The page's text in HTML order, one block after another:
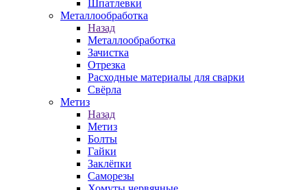
Шпатлевки
Металлообработка
Назад
Металлообработка
Зачистка
Отрезка
Расходные материалы для сварки
Свёрла
Метиз
Назад
Метиз
Болты
Гайки
Заклёпки
Саморезы